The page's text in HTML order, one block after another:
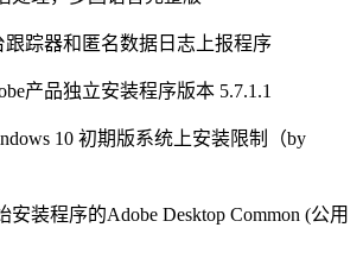
跟踪器和匿名数据日志上报程序
产品独立安装程序版本 5.7.1.1
10 初期版系统上安装限制（by
装程序的Adobe Desktop Common (公用